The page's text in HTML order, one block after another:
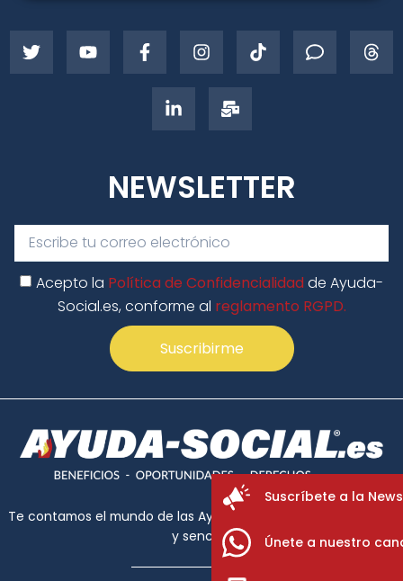
NEWSLETTER
Acepto la Política de Confidencialidad de Ayuda-
Social.es, conforme al reglamento RGPD.
Suscribirme
Te contamos el mundo de las Ayudas Sociales de forma clara
y sencilla.
Suscríbete a la
Únete a nuestro